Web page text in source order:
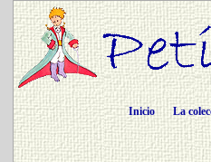
Inicio La